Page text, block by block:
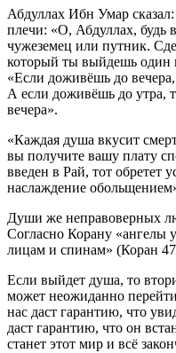
Абдуллах Ибн Умар
плечи: «О, Абдуллах, будь
чужеземец или путник.
который ты выйдешь один
«Если доживёшь до
А если доживёшь до утра,
вечера».
«Каждая душа вкусит
вы получите вашу плату
введен в Рай, тот обретет
наслаждение
Души же неправоверных
Согласно Корану «ангелы
лицам и спинам» (Коран
Если выйдет душа, то
может неожиданно
нас даст гарантию, что
даст гарантию, что он
станет этот мир и всё